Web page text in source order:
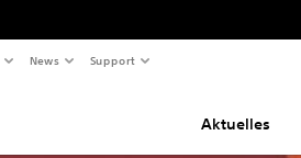
News Support
Aktuelles